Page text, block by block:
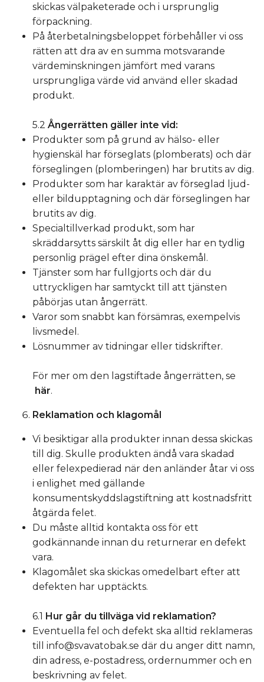
skickas välpaketerade och i ursprunglig
förpackning.
På återbetalningsbeloppet förbehåller vi oss
rätten att dra av en summa motsvarande
värdeminskningen jämfört med varans
ursprungliga värde vid använd eller skadad
produkt.
5.2 Ångerrätten gäller inte vid:
Produkter som på grund av hälso- eller
hygienskäl har förseglats (plomberats) och där
förseglingen (plomberingen) har brutits av dig.
Produkter som har karaktär av förseglad ljud-
eller bildupptagning och där förseglingen har
brutits av dig.
Specialtillverkad produkt, som har
skräddarsytts särskilt åt dig eller har en tydlig
personlig prägel efter dina önskemål.
Tjänster som har fullgjorts och där du
uttryckligen har samtyckt till att tjänsten
påbörjas utan ångerrätt.
Varor som snabbt kan försämras, exempelvis
livsmedel.
Lösnummer av tidningar eller tidskrifter.
För mer om den lagstiftade ångerrätten, se
här.
Reklamation och klagomål
Vi besiktigar alla produkter innan dessa skickas
till dig. Skulle produkten ändå vara skadad
eller felexpedierad när den anländer åtar vi oss
i enlighet med gällande
konsumentskyddslagstiftning att kostnadsfritt
åtgärda felet.
Du måste alltid kontakta oss för ett
godkännande innan du returnerar en defekt
vara.
Klagomålet ska skickas omedelbart efter att
defekten har upptäckts.
6.1 Hur går du tillväga vid reklamation?
Eventuella fel och defekt ska alltid reklameras
till info@svavatobak.se där du anger ditt namn,
din adress, e-postadress, ordernummer och en
beskrivning av felet.